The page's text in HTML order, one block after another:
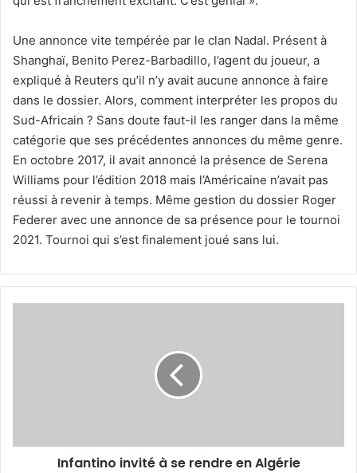
Une annonce vite tempérée par le clan Nadal. Présent à
Shanghaï, Benito Perez-Barbadillo, l’agent du joueur, a
expliqué à Reuters qu’il n’y avait aucune annonce à faire
dans le dossier. Alors, comment interpréter les propos du
Sud-Africain ? Sans doute faut-il les ranger dans la même
catégorie que ses précédentes annonces du même genre.
En octobre 2017, il avait annoncé la présence de Serena
Williams pour l’édition 2018 mais l’Américaine n’avait pas
réussi à revenir à temps. Même gestion du dossier Roger
Federer avec une annonce de sa présence pour le tournoi
2021. Tournoi qui s’est finalement joué sans lui.
Infantino invité à se rendre en Algérie